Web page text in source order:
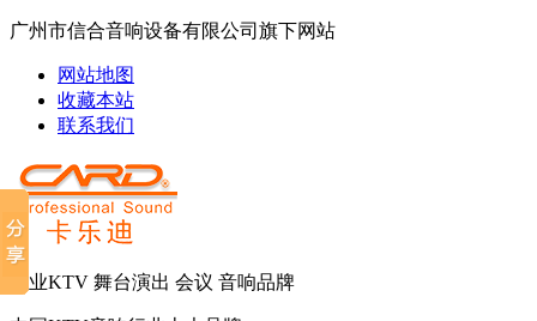
广州市信合音响设备有限公司旗下网站
网站地图
收藏本站
联系我们
专业KTV 舞台演出 会议 音响品牌